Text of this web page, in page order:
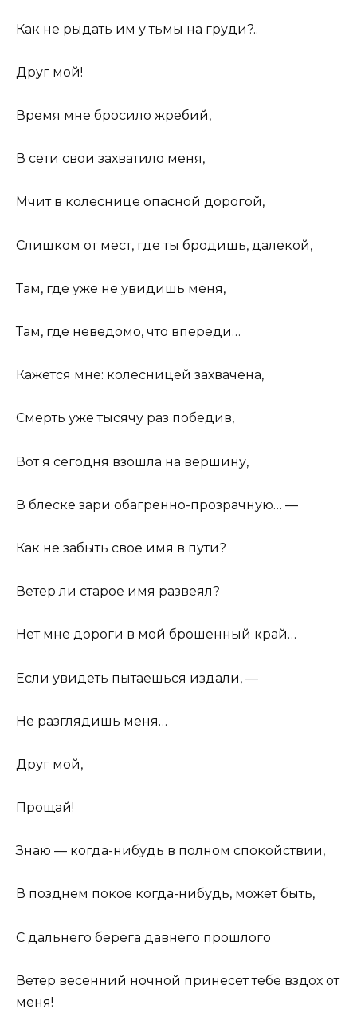
Как не рыдать им у тьмы на груди?..
Друг мой!
Время мне бросило жребий,
В сети свои захватило меня,
Мчит в колеснице опасной дорогой,
Слишком от мест, где ты бродишь, далекой,
Там, где уже не увидишь меня,
Там, где неведомо, что впереди…
Кажется мне: колесницей захвачена,
Смерть уже тысячу раз победив,
Вот я сегодня взошла на вершину,
В блеске зари обагренно-прозрачную… —
Как не забыть свое имя в пути?
Ветер ли старое имя развеял?
Нет мне дороги в мой брошенный край…
Если увидеть пытаешься издали, —
Не разглядишь меня…
Друг мой,
Прощай!
Знаю — когда-нибудь в полном спокойствии,
В позднем покое когда-нибудь, может быть,
С дальнего берега давнего прошлого
Ветер весенний ночной принесет тебе вздох от
меня!